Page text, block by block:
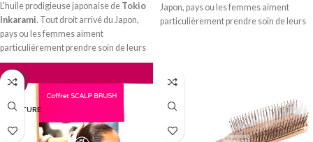
L'huile prodigieuse japonaise de Tokio
Inkarami. Tout droit arrivé du Japon,
pays ou les femmes aiment
particulièrement prendre soin de leurs
cheveux, la gammeTokioIE regroupe
les principaux principes...
Japon, pays ou les femmes aiment
particulièrement prendre soin de leurs
-5%
RUPTURE